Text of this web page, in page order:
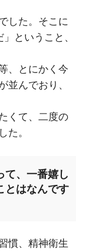
した。そこに
ということ、
、とにかく今
並んでおり、
くて、二度の
た。
て、一番嬉し
とはなんです
慣、精神衛生